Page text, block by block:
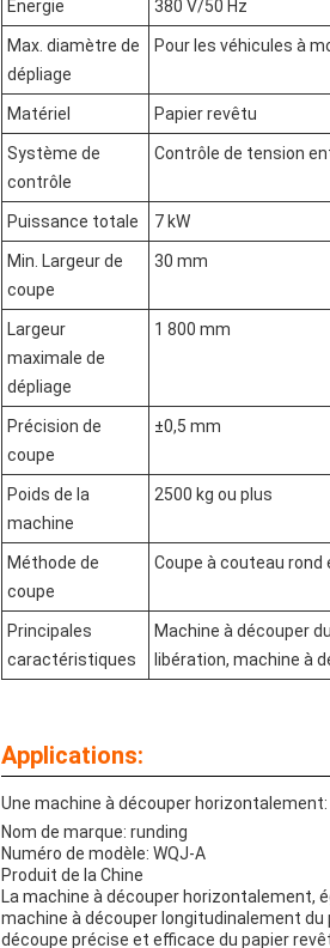
Énergie 380 V/50 Hz
Max. diamètre de
dépliage
Pour les véhicules à
Matériel Papier revêtu
Système de
contrôle
Contrôle de tension
Puissance totale 7 kW
Min. Largeur de
coupe
30 mm
Largeur
maximale de
dépliage
1 800 mm
Précision de
coupe
±0,5 mm
Poids de la
machine
2500 kg ou plus
Méthode de
coupe
Coupe à couteau rond
Principales
caractéristiques
Machine à découper
libération, machine à
Applications:
Une machine à découper
Nom de marque: runding
Numéro de modèle: WQJ-A
Produit de la Chine
La machine à découper horizontalement,
machine à découper longitudinalement
découpe précise et efficace du papier